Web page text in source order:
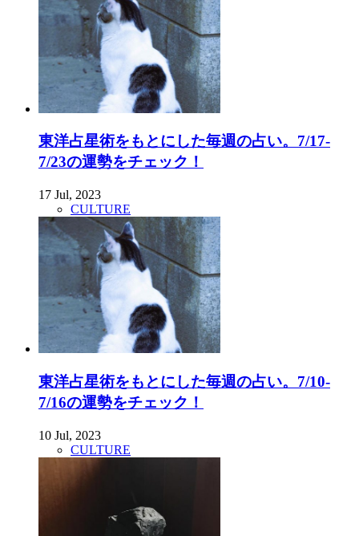
東洋占星術をもとにした毎週の占い。7/17-
7/23の運勢をチェック！
17 Jul, 2023
CULTURE
東洋占星術をもとにした毎週の占い。7/10-
7/16の運勢をチェック！
10 Jul, 2023
CULTURE